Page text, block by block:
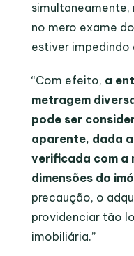
simultaneamente,
no mero exame
estiver impedindo
“Com efeito, a
metragem
pode ser
aparente, dada
verificada com a
dimensões do
precaução, o
providenciar tão
imobiliária.”